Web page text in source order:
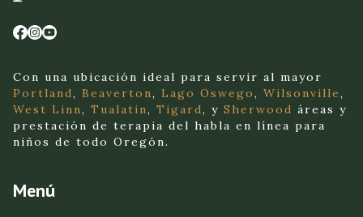
Con una ubicación ideal para servir al mayor
Portland, Beaverton, Lago Oswego, Wilsonville,
West Linn, Tualatin, Tigard, y Sherwood áreas y
prestación de terapia del habla en línea para
niños de todo Oregón.
Menú